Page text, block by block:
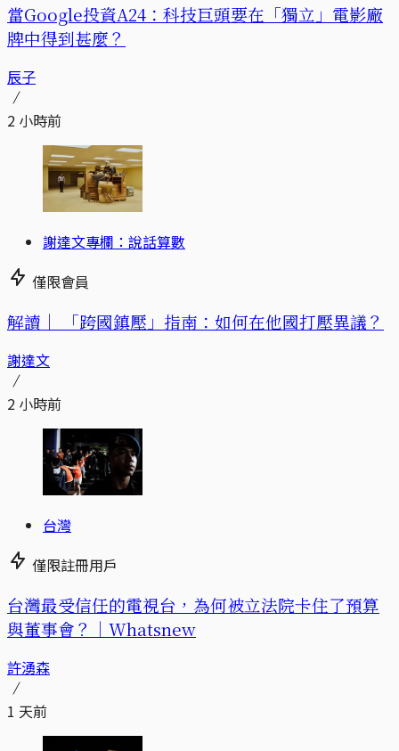
當Google投資A24：科技巨頭要在「獨立」電影廠
牌中得到甚麼？
辰子
2 小時前
謝達文專欄：說話算數
僅限會員
解讀｜ 「跨國鎮壓」指南：如何在他國打壓異議？
謝達文
2 小時前
台灣
僅限註冊用戶
台灣最受信任的電視台，為何被立法院卡住了預算
與董事會？｜Whatsnew
許湧森
1 天前